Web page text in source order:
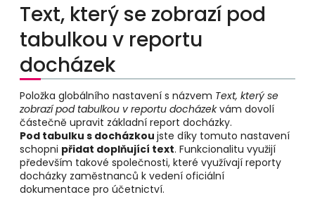
Text, který se zobrazí pod
tabulkou v reportu
docházek
Položka globálního nastavení s názvem Text, který se
zobrazí pod tabulkou v reportu docházekvám dovolí
částečně upravit základní report docházky.
Pod tabulku s docházkou jste díky tomuto nastavení
schopni přidat doplňující text. Funkcionalitu využijí
především takové společnosti, které využívají reporty
docházky zaměstnanců k vedení oficiální
dokumentace pro účetnictví.